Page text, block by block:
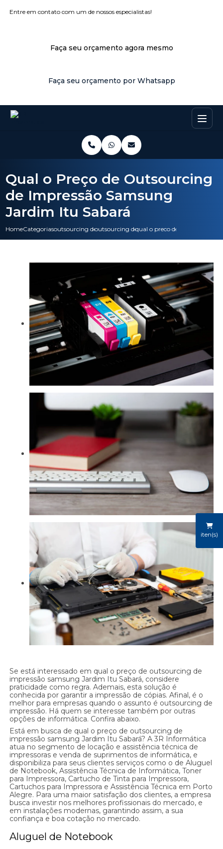
Entre em contato com um de nossos especialistas!
Faça seu orçamento agora mesmo
Faça seu orçamento por Whatsapp
iten(s)
HomeCategoriasoutsourcing de impressaooutsourcing de impressora multifuncional
qual o preco de outsourcing
Qual o Preço de Outsourcing
de Impressão Samsung
Jardim Itu Sabará
Se está interessado em qual o preço de outsourcing de
impressão samsung Jardim Itu Sabará, considere
praticidade como regra. Ademais, esta solução é
conhecida por garantir a impressão de cópias. Afinal, é o
melhor para empresas quando o assunto é outsourcing de
impressão. Há quem se interesse também por outras
opções de informática. Confira abaixo.
Está em busca de qual o preço de outsourcing de
impressão samsung Jardim Itu Sabará? A 3R Informática
atua no segmento de locação e assistência técnica de
impressoras e venda de suprimentos de informática, e
disponibiliza para seus clientes serviços como o de Aluguel
de Notebook, Assistência Técnica de Informática, Toner
para Impressora, Cartucho de Tinta para Impressora,
Cartuchos para Impressora e Assistência Técnica em Porto
Alegre. Para uma maior satisfação dos clientes, a empresa
busca investir nos melhores profissionais do mercado, e
em instalações modernas, garantindo assim, a sua
confiança e boa cotação no mercado.
Aluguel de Notebook